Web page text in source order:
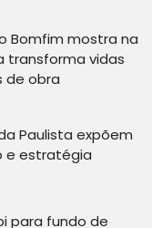
Bomfim mostra na
transforma vidas
de obra
Paulista expõem
e estratégia
para fundo de